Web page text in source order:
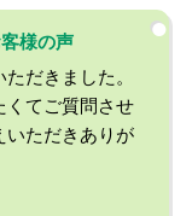
様の声
だきました。
くてご質問させ
いただきありが